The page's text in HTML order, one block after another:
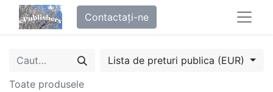
Contactați-ne
Lista de preturi publica (EUR)
Toate produsele